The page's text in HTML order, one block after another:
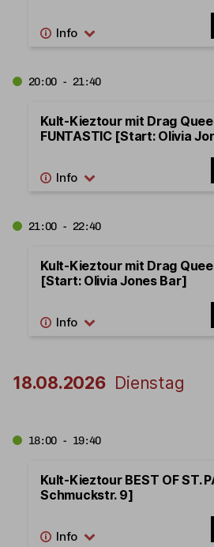
20:00 - 21:40
Kult-Kieztour mit Drag
FUNTASTIC [Start: Olivia
21:00 - 22:40
Kult-Kieztour mit Drag
[Start: Olivia Jones Bar]
18.08.2026 Dienstag
18:00 - 19:40
Kult-Kieztour BEST OF ST.
Schmuckstr. 9]